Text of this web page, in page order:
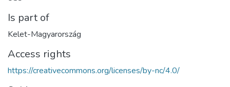
Is part of
Kelet-Magyarország
Access rights
https://creativecommons.org/licenses/by-nc/4.0/